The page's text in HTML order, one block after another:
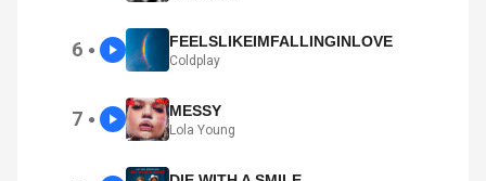
6 ● FEELSLIKEIMFALLINGINLOVE
Coldplay
7 ● MESSY
Lola Young